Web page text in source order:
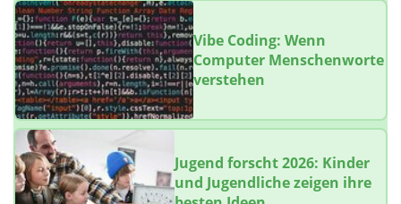
Vibe Coding: Wenn
Computer Menschenworte
verstehen
Jugend forscht 2026: Kinder
und Jugendliche zeigen ihre